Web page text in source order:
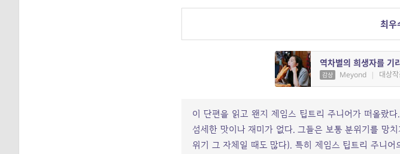
최우
역차별의 희생자를 기
감상 Meyond | 대상
이 단편을 읽고 왠지 제임스 팁트리 주니어가 떠올랐
섬세한 맛이나 재미가 없다. 그들은 보통 분위기를 망
위기 그 자체일 때도 많다). 특히 제임스 팁트리 주니어